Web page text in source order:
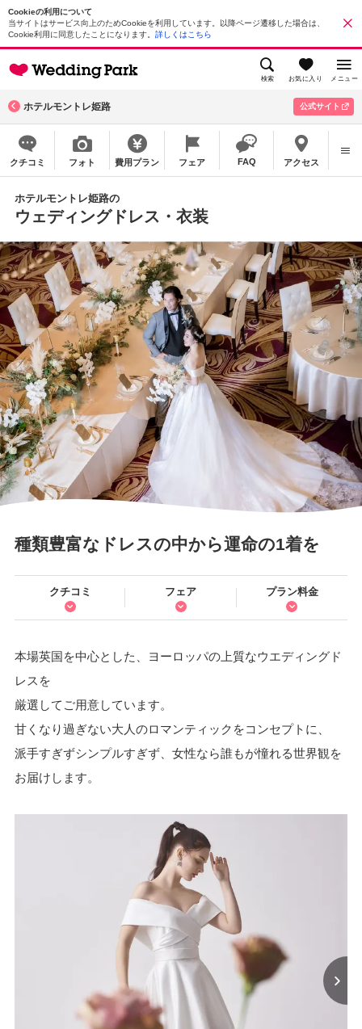
Cookieの利用について
当サイトはサービス向上のためCookieを利用しています。以降ページ遷移した場合は、
Cookie利用に同意したことになります。 詳しくはこちら
検索 お気に入り メニュー
ホテルモントレ姫路 公式サイト
クチコミ フォト 費用プラン フェア FAQ アクセス
ホテルモントレ姫路の
ウェディングドレス・衣装
種類豊富なドレスの中から運命の1着を
クチコミ フェア プラン料金
本場英国を中心とした、ヨーロッパの上質なウエディングド
レスを
厳選してご用意しています。
甘くなり過ぎない大人のロマンティックをコンセプトに、
派手すぎずシンプルすぎず、女性なら誰もが憧れる世界観を
お届けします。